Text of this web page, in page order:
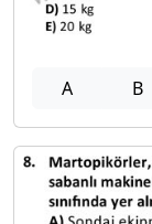
A B